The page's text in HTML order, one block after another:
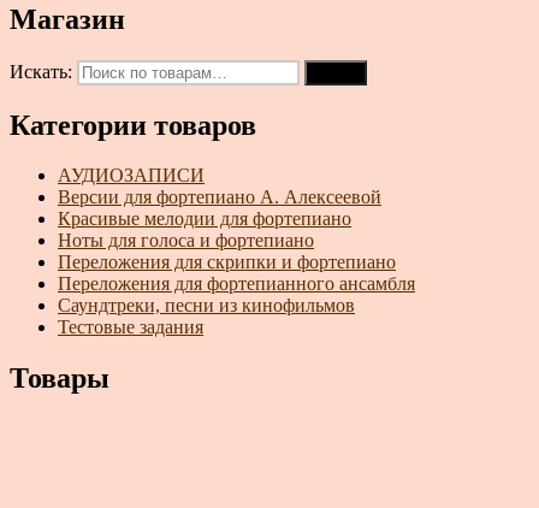
Магазин
Искать:
Категории товаров
АУДИОЗАПИСИ
Версии для фортепиано А. Алексеевой
Красивые мелодии для фортепиано
Ноты для голоса и фортепиано
Переложения для скрипки и фортепиано
Переложения для фортепианного ансамбля
Саундтреки, песни из кинофильмов
Тестовые задания
Товары